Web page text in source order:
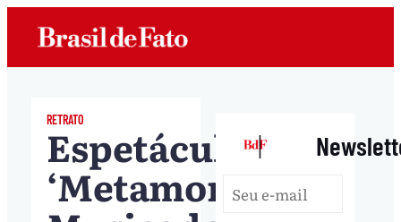
RETRATO
Espetáculo
‘Metamorfose
|